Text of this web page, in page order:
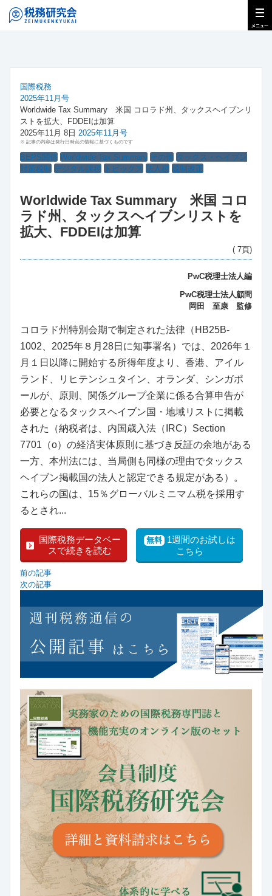
国際税務
2025年11月号
Worldwide Tax Summary 米国 コロラド州、タックスヘイブンリ
ストを拡大、FDDEIは加算
2025年11月 8日 2025年11月号
※ 記事の内容は発行日時点の情報に基づくものです
BEPS関係 Worldwide Tax Summary その他 タックス・ヘイブン
対策税制 デジタル課税 トピックス 法人税 税制改正
Worldwide Tax Summary 米国 コロ
ラド州、タックスヘイブンリストを
拡大、FDDEIは加算
( 7頁)
PwC税理士法人編
PwC税理士法人顧問
岡田 至康 監修
コロラド州特別会期で制定された法律（HB25B-
1002、2025年８月28日に知事署名）では、2026年１
月１日以降に開始する所得年度より、香港、アイル
ランド、リヒテンシュタイン、オランダ、シンガポ
ールが、原則、関係グループ企業に係る合算申告が
必要となるタックスヘイブン国・地域リストに掲載
された（納税者は、内国歳入法（IRC）Section
7701（o）の経済実体原則に基づき反証の余地がある
一方、本州法には、当局側も同様の理由でタックス
ヘイブン掲載国の法人と認定できる規定がある）。
これらの国は、15％グローバルミニマム税を採用す
るとされ...
国際税務データベー
スで続きを読む
無料 1週間のお試しは
こちら
前の記事
次の記事